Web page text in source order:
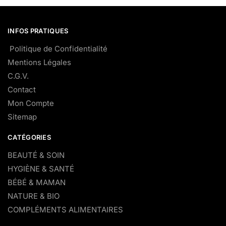
INFOS PRATIQUES
Politique de Confidentialité
Mentions Légales
C.G.V.
Contact
Mon Compte
Sitemap
CATÉGORIES
BEAUTÉ & SOIN
HYGIÈNE & SANTÉ
BÉBÉ & MAMAN
NATURE & BIO
COMPLÉMENTS ALIMENTAIRES